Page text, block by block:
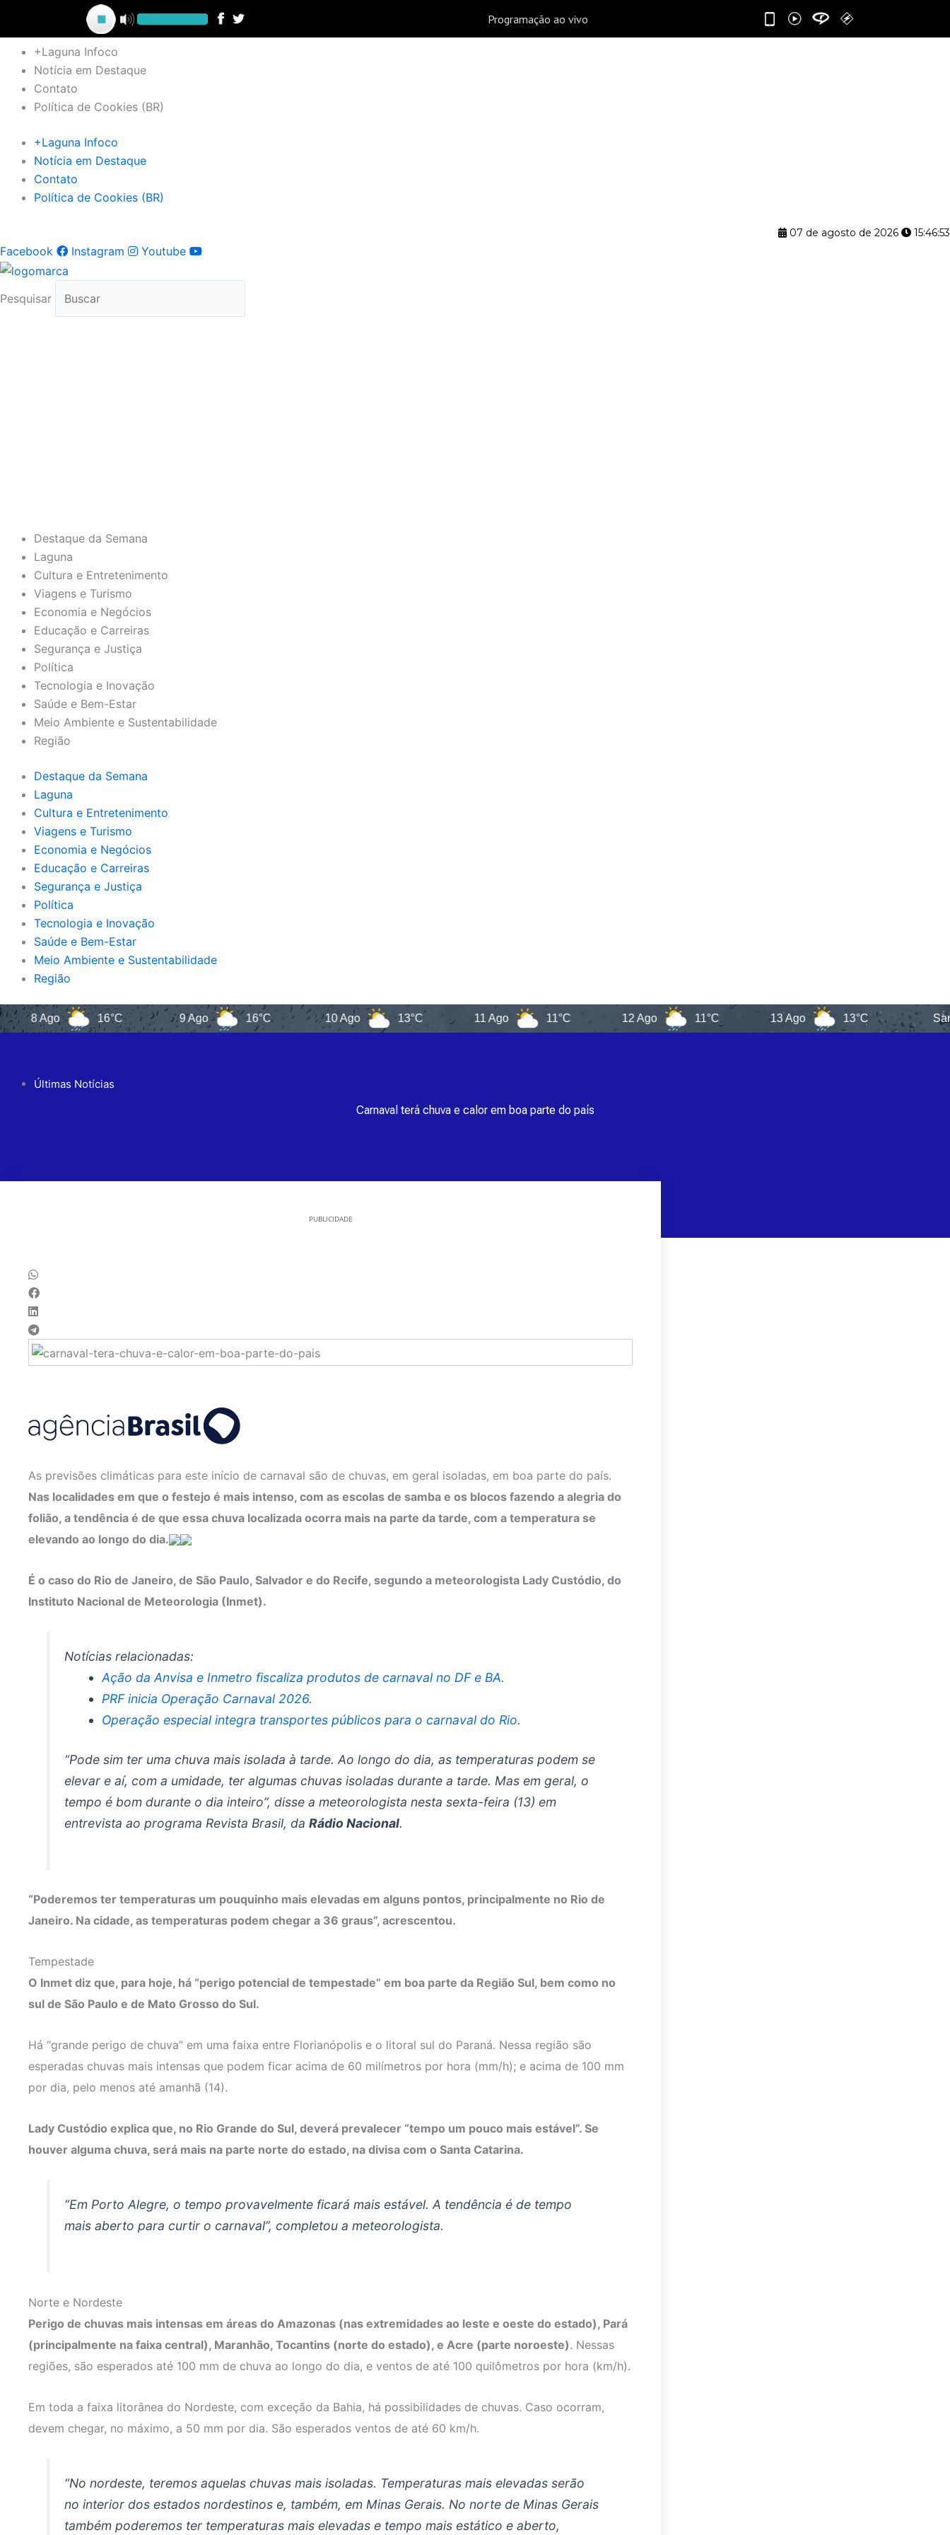
conteúdo
+Laguna Infoco
Notícia em Destaque
Contato
Política de Cookies (BR)
+Laguna Infoco
Notícia em Destaque
Contato
Política de Cookies (BR)
07 de agosto de 2026 15:46:54
Facebook Instagram Youtube
Pesquisar
Destaque da Semana
Laguna
Cultura e Entretenimento
Viagens e Turismo
Economia e Negócios
Educação e Carreiras
Segurança e Justiça
Política
Tecnologia e Inovação
Saúde e Bem-Estar
Meio Ambiente e Sustentabilidade
Região
Destaque da Semana
Laguna
Cultura e Entretenimento
Viagens e Turismo
Economia e Negócios
Educação e Carreiras
Segurança e Justiça
Política
Tecnologia e Inovação
Saúde e Bem-Estar
Meio Ambiente e Sustentabilidade
Região
16°C 9 Ago 16°C 10 Ago 13°C 11 Ago 11°C 12 Ago 11°C 13°C Santa
Últimas Notícias
Carnaval terá chuva e calor em boa parte do país
PUBLICIDADE
As previsões climáticas para este início de carnaval são de chuvas, em geral isoladas, em boa parte do país.
Nas localidades em que o festejo é mais intenso, com as escolas de samba e os blocos fazendo a alegria do
folião, a tendência é de que essa chuva localizada ocorra mais na parte da tarde, com a temperatura se
elevando ao longo do dia.
É o caso do Rio de Janeiro, de São Paulo, Salvador e do Recife, segundo a meteorologista Lady Custódio, do
Instituto Nacional de Meteorologia (Inmet).
Notícias relacionadas:
Ação da Anvisa e Inmetro fiscaliza produtos de carnaval no DF e BA.
PRF inicia Operação Carnaval 2026.
Operação especial integra transportes públicos para o carnaval do Rio.
“Pode sim ter uma chuva mais isolada à tarde. Ao longo do dia, as temperaturas podem se
elevar e aí, com a umidade, ter algumas chuvas isoladas durante a tarde. Mas em geral, o
tempo é bom durante o dia inteiro”, disse a meteorologista nesta sexta-feira (13) em
entrevista ao programa Revista Brasil, daRádio Nacional.
“Poderemos ter temperaturas um pouquinho mais elevadas em alguns pontos, principalmente no Rio de
Janeiro. Na cidade, as temperaturas podem chegar a 36 graus”, acrescentou.
Tempestade
O Inmet diz que, para hoje, há “perigo potencial de tempestade” em boa parte da Região Sul, bem como no
sul de São Paulo e de Mato Grosso do Sul.
Há “grande perigo de chuva” em uma faixa entre Florianópolis e o litoral sul do Paraná. Nessa região são
esperadas chuvas mais intensas que podem ficar acima de 60 milímetros por hora (mm/h); e acima de 100 mm
por dia, pelo menos até amanhã (14).
Lady Custódio explica que, no Rio Grande do Sul, deverá prevalecer “tempo um pouco mais estável”. Se
houver alguma chuva, será mais na parte norte do estado, na divisa com o Santa Catarina.
“Em Porto Alegre, o tempo provavelmente ficará mais estável. A tendência é de tempo
mais aberto para curtir o carnaval”, completou a meteorologista.
Norte e Nordeste
Perigo de chuvas mais intensas em áreas do Amazonas (nas extremidades ao leste e oeste do estado), Pará
(principalmente na faixa central), Maranhão, Tocantins (norte do estado), e Acre (parte noroeste). Nessas
regiões, são esperados até 100 mm de chuva ao longo do dia, e ventos de até 100 quilômetros por hora (km/h).
Em toda a faixa litorânea do Nordeste, com exceção da Bahia, há possibilidades de chuvas. Caso ocorram,
devem chegar, no máximo, a 50 mm por dia. São esperados ventos de até 60 km/h.
“No nordeste, teremos aquelas chuvas mais isoladas. Temperaturas mais elevadas serão
no interior dos estados nordestinos e, também, em Minas Gerais. No norte de Minas Gerais
também poderemos ter temperaturas mais elevadas e tempo mais estático e aberto,